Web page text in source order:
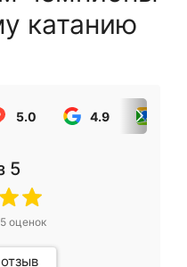
катанию
5.0 4.9
5
оценок